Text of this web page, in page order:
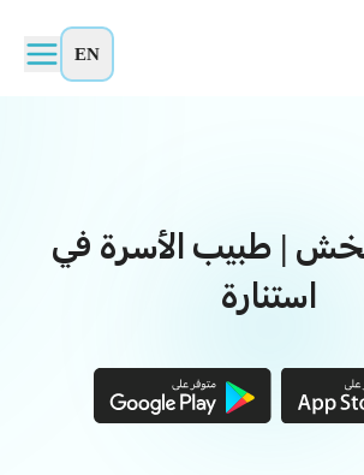
EN
| طبيب الأسرة في
استنارة